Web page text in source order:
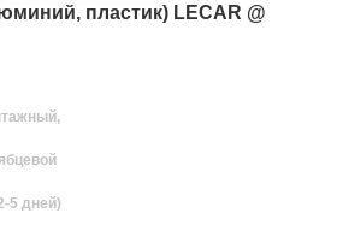
пластик) LECAR @
5 дней)